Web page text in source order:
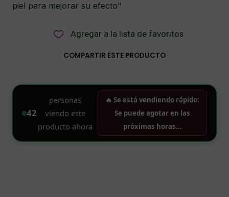
piel para mejorar su efecto"
Agregar a la lista de favoritos
COMPARTIR ESTE PRODUCTO